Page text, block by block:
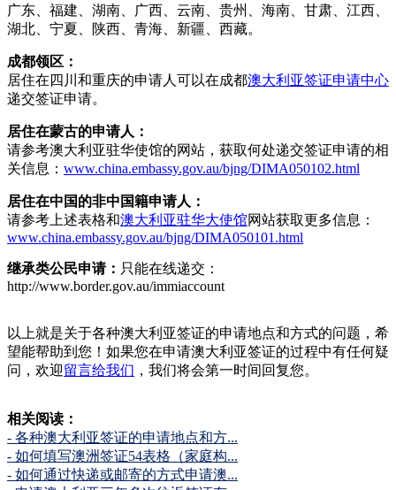
广东、福建、湖南、广西、云南、贵州、海南、甘肃、江西、
湖北、宁夏、陕西、青海、新疆、西藏。
成都领区：
居住在四川和重庆的申请人可以在成都澳大利亚签证申请中心
递交签证申请。
居住在蒙古的申请人：
请参考澳大利亚驻华使馆的网站，获取何处递交签证申请的相
关信息： www.china.embassy.gov.au/bjng/DIMA050102.html
居住在中国的非中国籍申请人：
请参考上述表格和澳大利亚驻华大使馆网站获取更多信息：
www.china.embassy.gov.au/bjng/DIMA050101.html
继承类公民申请： 只能在线递交：
http://www.border.gov.au/immiaccount
以上就是关于各种澳大利亚签证的申请地点和方式的问题，希
望能帮助到您！如果您在申请澳大利亚签证的过程中有任何疑
问，欢迎留言给我们 ，我们将会第一时间回复您。
相关阅读：
- 各种澳大利亚签证的申请地点和方...
- 如何填写澳洲签证54表格（家庭构...
- 如何通过快递或邮寄的方式申请澳...